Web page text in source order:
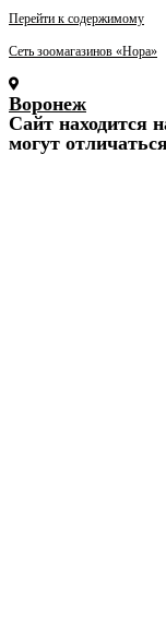
Перейти к содержимому
Сеть зоомагазинов «Нора»
Воронеж
Cайт находится
могут